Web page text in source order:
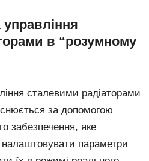
в “розумному
сталевими радіаторами
за допомогою
забезпечення, яке
параметри